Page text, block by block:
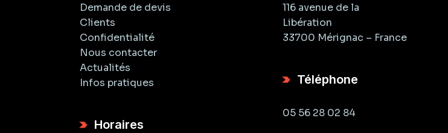
Demande de devis
Clients
Confidentialité
Nous contacter
Actualités
Infos pratiques
Horaires
116 avenue de la
Libération
33700 Mérignac – France
Téléphone
05 56 28 02 84